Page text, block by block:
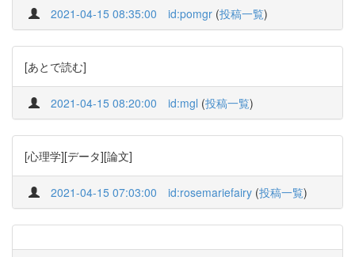
2021-04-15 08:35:00 id:pomgr (投稿一覧)
[あとで読む]
2021-04-15 08:20:00 id:mgl (投稿一覧)
[心理学][データ][論文]
2021-04-15 07:03:00 id:rosemariefairy (投稿一覧)